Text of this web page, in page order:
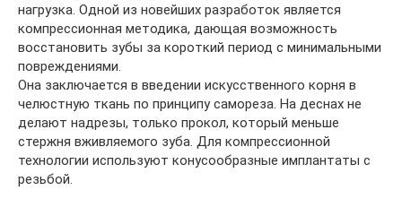
нагрузка. Одной из новейших разработок является
компрессионная методика, дающая возможность
восстановить зубы за короткий период с минимальными
повреждениями.
Она заключается в введении искусственного корня в
челюстную ткань по принципу самореза. На деснах не
делают надрезы, только прокол, который меньше
стержня вживляемого зуба. Для компрессионной
технологии используют конусообразные имплантаты с
резьбой.